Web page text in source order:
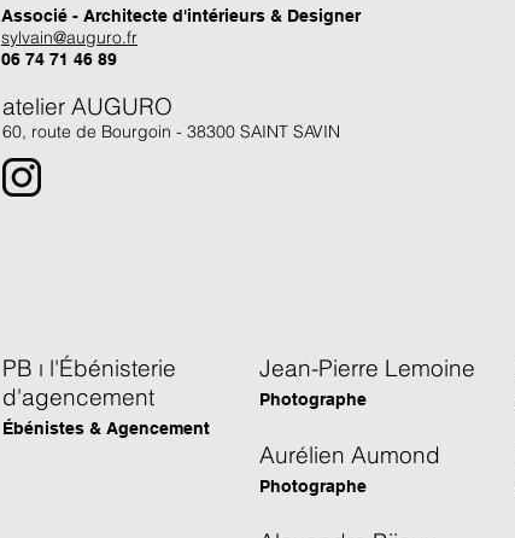
Associé - Architecte d'intérieurs & Designer
sylvain@auguro.fr
06 74 71 46 89‬
atelier AUGURO
60, route de Bourgoin - 38300 SAINT SAVIN
PB ı l'Ébénisterie
d'agencement
Ébénistes & Agencement
Jean-Pierre Lemoine
Photographe
Aurélien Aumond
Photographe